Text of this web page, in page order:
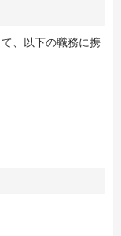
、以下の職務に携